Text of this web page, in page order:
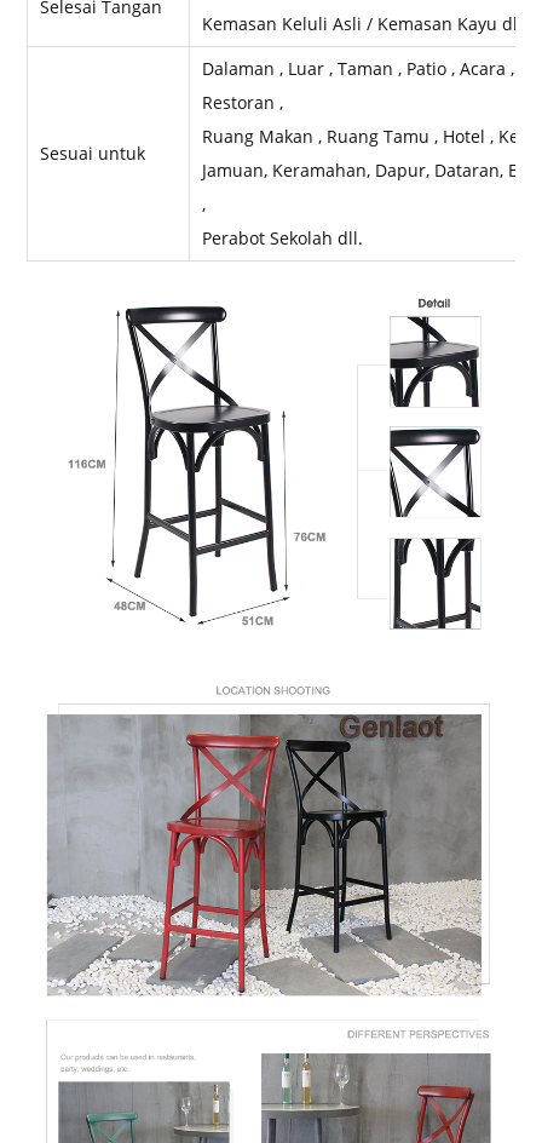
Selesai Tangan
Kemasan Keluli Asli / Kemasan Kayu dll
Sesuai untuk
Dalaman , Luar , Taman , Patio , Acara ,
Restoran ,
Ruang Makan , Ruang Tamu , Hotel ,
Jamuan, Keramahan, Dapur, Dataran,
,
Perabot Sekolah dll.